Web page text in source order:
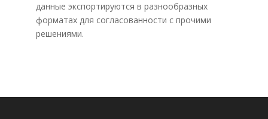
данные экспортируются в разнообразных
форматах для согласованности с прочими
решениями.